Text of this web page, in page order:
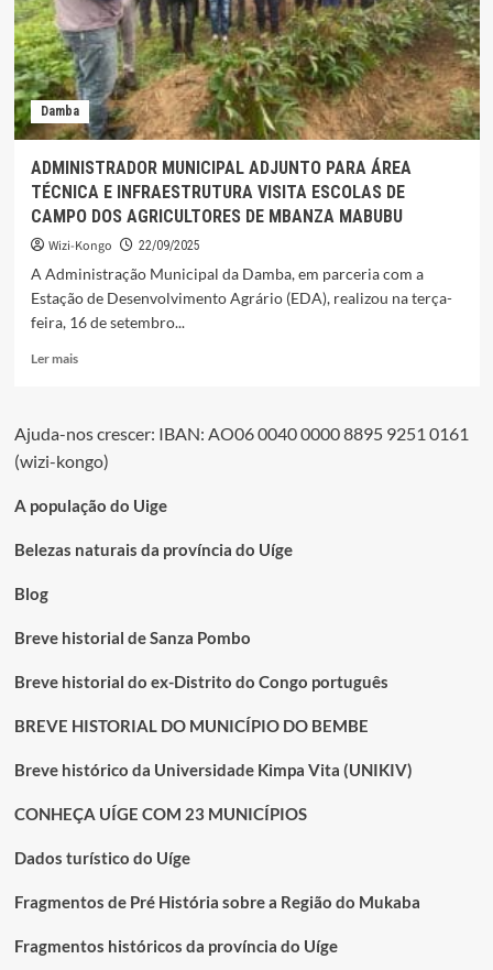
ANCIÃ
DE
90
ANOS
Damba
ADMINISTRADOR MUNICIPAL ADJUNTO PARA ÁREA
TÉCNICA E INFRAESTRUTURA VISITA ESCOLAS DE
CAMPO DOS AGRICULTORES DE MBANZA MABUBU
Wizi-Kongo 22/09/2025
A Administração Municipal da Damba, em parceria com a
Estação de Desenvolvimento Agrário (EDA), realizou na terça-
feira, 16 de setembro...
Ler maisLeia
MUNICIPAL
ADJUNTO
ÁREA
E
INFRAESTRUTURA
CAMPO
AGRICULTORES
MBANZA
Ajuda-nos crescer: IBAN: AO06 0040 0000 8895 9251 0161
(wizi-kongo)
A população do Uige
Belezas naturais da província do Uíge
Blog
Breve historial de Sanza Pombo
Breve historial do ex-Distrito do Congo português
BREVE HISTORIAL DO MUNICÍPIO DO BEMBE
Breve histórico da Universidade Kimpa Vita (UNIKIV)
CONHEÇA UÍGE COM 23 MUNICÍPIOS
Dados turístico do Uíge
Fragmentos de Pré História sobre a Região do Mukaba
Fragmentos históricos da província do Uíge